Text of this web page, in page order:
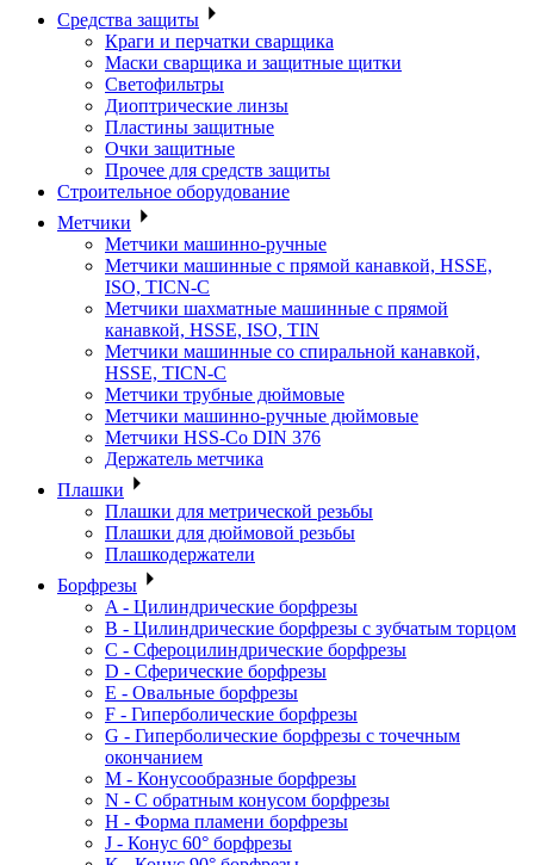
Средства защиты
Краги и перчатки сварщика
Маски сварщика и защитные щитки
Светофильтры
Диоптрические линзы
Пластины защитные
Очки защитные
Прочее для средств защиты
Строительное оборудование
Метчики
Метчики машинно-ручные
Метчики машинные с прямой канавкой, HSSE,
ISO, TICN-C
Метчики шахматные машинные с прямой
канавкой, HSSE, ISO, TIN
Метчики машинные со спиральной канавкой,
HSSE, TICN-C
Метчики трубные дюймовые
Метчики машинно-ручные дюймовые
Метчики HSS-Co DIN 376
Держатель метчика
Плашки
Плашки для метрической резьбы
Плашки для дюймовой резьбы
Плашкодержатели
Борфрезы
A - Цилиндрические борфрезы
B - Цилиндрические борфрезы с зубчатым торцом
C - Сфероцилиндрические борфрезы
D - Сферические борфрезы
E - Овальные борфрезы
F - Гиперболические борфрезы
G - Гиперболические борфрезы с точечным
окончанием
M - Конусообразные борфрезы
N - С обратным конусом борфрезы
H - Форма пламени борфрезы
J - Конус 60° борфрезы